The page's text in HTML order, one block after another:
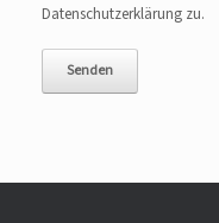
Datenschutzerklärung zu.